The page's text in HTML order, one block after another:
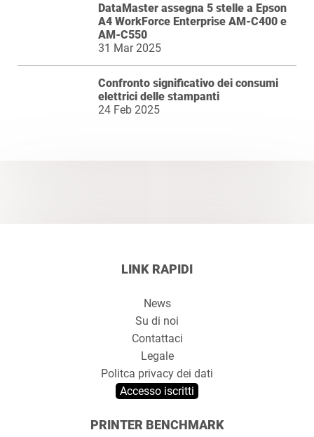
DataMaster assegna 5 stelle a Epson
A4 WorkForce Enterprise AM-C400 e
AM-C550
31 Mar 2025
Confronto significativo dei consumi
elettrici delle stampanti
24 Feb 2025
LINK RAPIDI
News
Su di noi
Contattaci
Legale
Politca privacy dei dati
Accesso iscritti
PRINTER BENCHMARK